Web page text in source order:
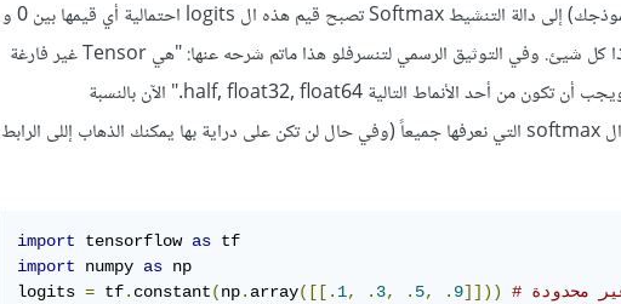
(مخرجات الطبقة الأخيرة من نموذجك) إلى دالة التنشيط Softmax تصبح قيم هذه ال logits احتمالية أي قيمها بين 0 و
1 ومجموعها كلها يساوي 1. هذا كل شيئ. وفي التوثيق الرسمي لتنسرفلو هذا ماتم شرحه عنها: "هي Tensor غير فارغة
" non-empty Tensor " ويجب أن تكون من أحد الأنماط التالية half, float32, float64." الآن بالنسبة
ل tf.nn.softmax فهي دالة ال softmax التي نعرفها جميعاً (وفي حال لن تكن على دراية بها يمكنك الذهاب إللى الرابط
import tensorflow as
import numpy as np
logits = tf. constant(np. array([[. 1, . 3, . 5, . 9]]))
محدودة